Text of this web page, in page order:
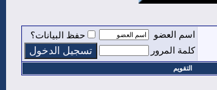
اسم العضو
حفظ البيانات؟
كلمة المرور
التقويم